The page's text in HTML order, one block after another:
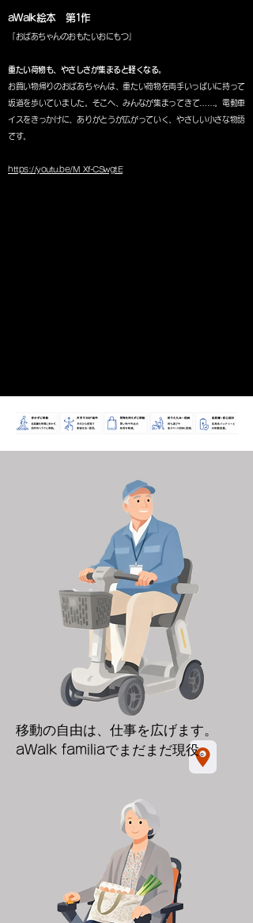
aWalk絵本 第1作
「おばあちゃんのおもたいおにもつ」
重たい荷物も、やさしさが集まると軽くなる。
お買い物帰りのおばあちゃんは、重たい荷物を両手いっぱいに持って
坂道を歩いていました。そこへ、みんなが集まってきて……。電動車
イスをきっかけに、ありがとうが広がっていく、やさしい小さな物語
です。
https://youtu.be/M_Xf-CSwgtE
移動の自由は、仕事を広げます。
aWalk familiaでまだまだ現役。